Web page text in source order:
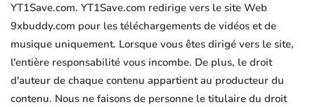
YT1Save.com. YT1Save.com redirige vers le site Web
9xbuddy.com pour les téléchargements de vidéos et de
musique uniquement. Lorsque vous êtes dirigé vers le site,
l'entière responsabilité vous incombe. De plus, le droit
d'auteur de chaque contenu appartient au producteur du
contenu. Nous ne faisons de personne le titulaire du droit